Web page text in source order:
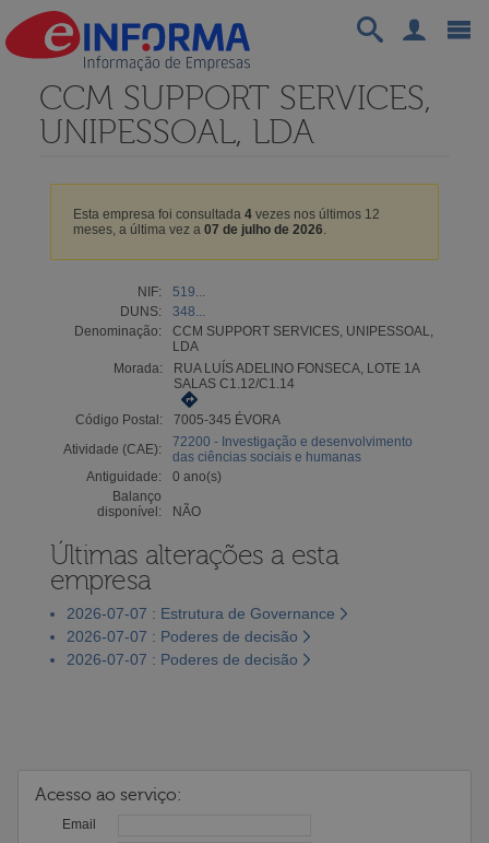
CCM SUPPORT SERVICES,
UNIPESSOAL, LDA
Esta empresa foi consultada 4vezes nos últimos 12
meses, a última vez a 07 de julho de 2026.
NIF:
519...
DUNS:
348...
Denominação:
CCM SUPPORT SERVICES, UNIPESSOAL,
LDA
Morada:
RUA LUÍS ADELINO FONSECA, LOTE 1A
SALAS C1.12/C1.14
Código Postal:
7005-345 ÉVORA
Atividade (CAE):
72200 - Investigação e desenvolvimento
das ciências sociais e humanas
Antiguidade:
0 ano(s)
Balanço
disponível:
NÃO
Últimas alterações a esta
empresa
2026-07-07 : Estrutura de Governance
2026-07-07 : Poderes de decisão
2026-07-07 : Poderes de decisão
Acesso ao serviço:
Email